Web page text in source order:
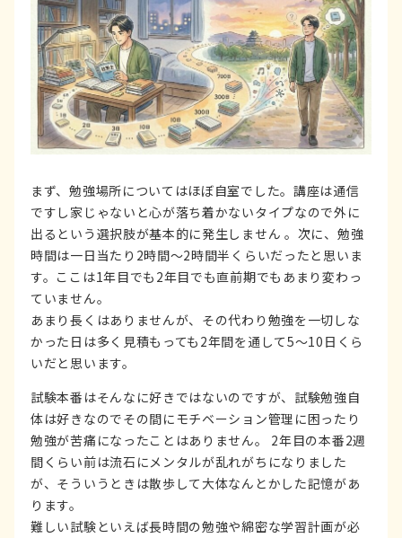
まず、勉強場所についてはほぼ自室でした。講座は通信
ですし家じゃないと心が落ち着かないタイプなので外に
出るという選択肢が基本的に発生しません 。次に、勉強
時間は一日当たり2時間～2時間半くらいだったと思いま
す。ここは1年目でも2年目でも直前期でもあまり変わっ
ていません。
あまり長くはありませんが、その代わり勉強を一切しな
かった日は多く見積もっても2年間を通して5～10日くら
いだと思います。
試験本番はそんなに好きではないのですが、試験勉強自
体は好きなのでその間にモチベーション管理に困ったり
勉強が苦痛になったことはありません。 2年目の本番2週
間くらい前は流石にメンタルが乱れがちになりました
が、そういうときは散歩して大体なんとかした記憶があ
ります。
難しい試験といえば長時間の勉強や綿密な学習計画が必